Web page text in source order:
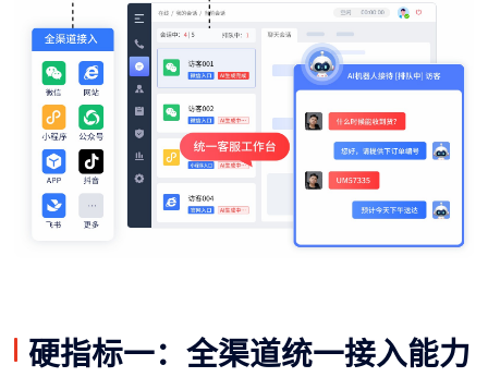
硬指标一：全渠道统一接入能力